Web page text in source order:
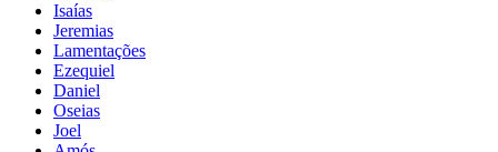
Isaías
Jeremias
Lamentações
Ezequiel
Daniel
Oseias
Joel